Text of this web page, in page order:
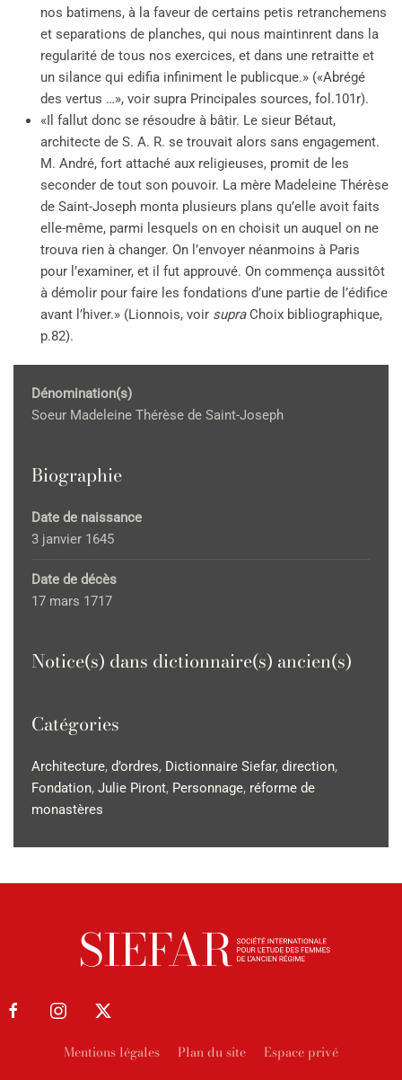
nos batimens, à la faveur de certains petis retranchemens
et separations de planches, qui nous maintinrent dans la
regularité de tous nos exercices, et dans une retraitte et
un silance qui edifia infiniment le publicque.» («Abrégé
des vertus …», voir supra Principales sources, fol.101r).
«Il fallut donc se résoudre à bâtir. Le sieur Bétaut,
architecte de S. A. R. se trouvait alors sans engagement.
M. André, fort attaché aux religieuses, promit de les
seconder de tout son pouvoir. La mère Madeleine Thérèse
de Saint-Joseph monta plusieurs plans qu’elle avoit faits
elle-même, parmi lesquels on en choisit un auquel on ne
trouva rien à changer. On l’envoyer néanmoins à Paris
pour l’examiner, et il fut approuvé. On commença aussitôt
à démolir pour faire les fondations d’une partie de l’édifice
avant l’hiver.» (Lionnois, voir supraChoix bibliographique,
p.82).
Dénomination(s)
Soeur Madeleine Thérèse de Saint-Joseph
Biographie
Date de naissance
3 janvier 1645
Date de décès
17 mars 1717
Notice(s) dans dictionnaire(s) ancien(s)
Catégories
Architecture, d’ordres, Dictionnaire Siefar, direction,
Fondation, Julie Piront, Personnage, réforme de
monastères
Mentions légales Plan du site Espace privé